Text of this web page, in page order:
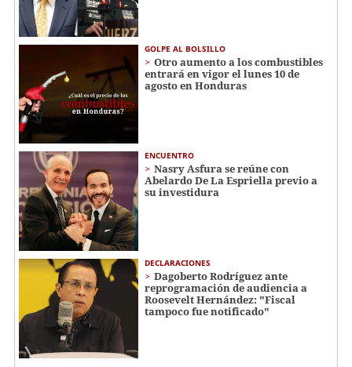
GOLPE AL BOLSILLO
Otro aumento a los combustibles
entrará en vigor el lunes 10 de
agosto en Honduras
ENCUENTRO
Nasry Asfura se reúne con
Abelardo De La Espriella previo a
su investidura
DECLARACIONES
Dagoberto Rodríguez ante
reprogramación de audiencia a
Roosevelt Hernández: "Fiscal
tampoco fue notificado"